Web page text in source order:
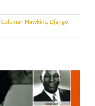
Coleman Hawkins, Django